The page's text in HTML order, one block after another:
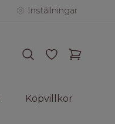
Inställningar
Köpvillkor